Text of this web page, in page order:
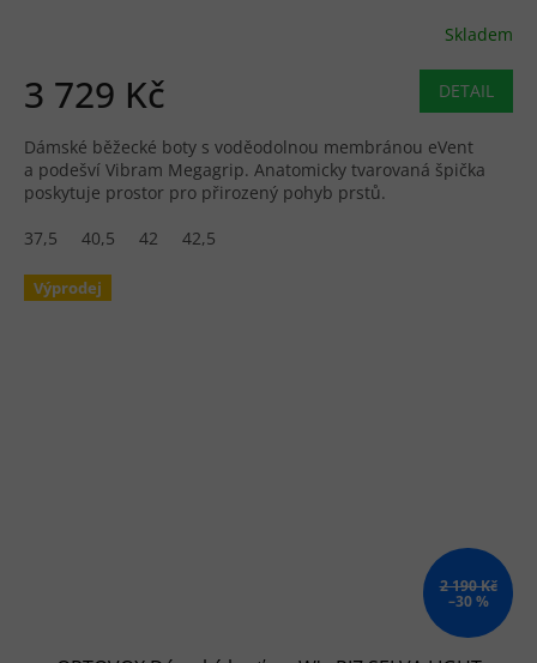
Skladem
3 729 Kč DETAIL
Dámské běžecké boty s voděodolnou membránou eVent
a podešví Vibram Megagrip. Anatomicky tvarovaná špička
poskytuje prostor pro přirozený pohyb prstů.
37,5
40,5 42 42,5
Výprodej
2 190 Kč
–30 %